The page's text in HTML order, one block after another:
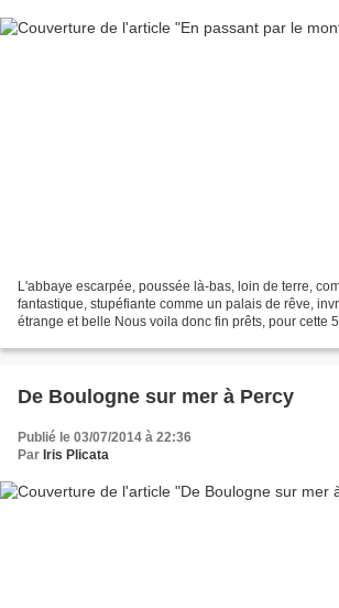
L'abbaye escarpée, poussée là-bas, loin de terre,
fantastique, stupéfiante comme un palais de rêve,
étrange et belle Nous voila donc fin prêts, pour cette
De Boulogne sur mer à Percy
Publié le 03/07/2014 à 22:36
Par Iris Plicata